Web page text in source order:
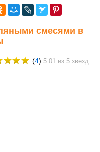
смесями в
(4) 5.01 из 5 звезд